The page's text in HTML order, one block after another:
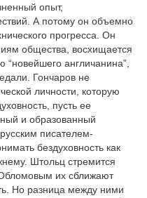
опыт,
А потому он объемно
прогресса. Он
общества, восхищается
“новейшего англичанина”,
Гончаров не
личности, которую
пусть ее
и образованный
писателем-
бездуховность как
Штольц стремится
Обломовым их сближают
Но разница между ними